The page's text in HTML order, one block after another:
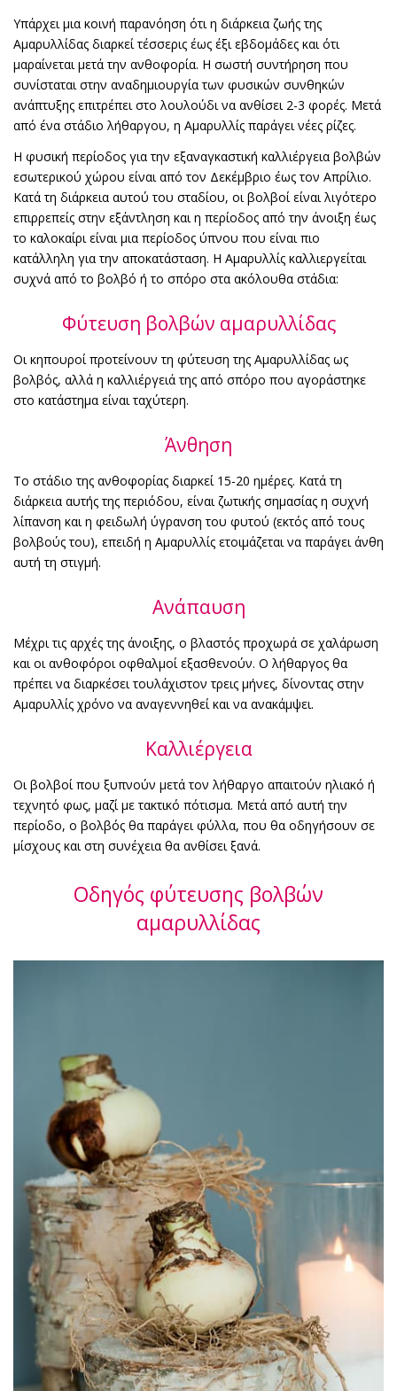
Υπάρχει μια κοινή παρανόηση ότι η διάρκεια ζωής της
Αμαρυλλίδας διαρκεί τέσσερις έως έξι εβδομάδες και ότι
μαραίνεται μετά την ανθοφορία. Η σωστή συντήρηση που
συνίσταται στην αναδημιουργία των φυσικών συνθηκών
ανάπτυξης επιτρέπει στο λουλούδι να ανθίσει 2-3 φορές. Μετά
από ένα στάδιο λήθαργου, η Αμαρυλλίς παράγει νέες ρίζες.
Η φυσική περίοδος για την εξαναγκαστική καλλιέργεια βολβών
εσωτερικού χώρου είναι από τον Δεκέμβριο έως τον Απρίλιο.
Κατά τη διάρκεια αυτού του σταδίου, οι βολβοί είναι λιγότερο
επιρρεπείς στην εξάντληση και η περίοδος από την άνοιξη έως
το καλοκαίρι είναι μια περίοδος ύπνου που είναι πιο
κατάλληλη για την αποκατάσταση. Η Αμαρυλλίς καλλιεργείται
συχνά από το βολβό ή το σπόρο στα ακόλουθα στάδια:
Φύτευση βολβών αμαρυλλίδας
Οι κηπουροί προτείνουν τη φύτευση της Αμαρυλλίδας ως
βολβός, αλλά η καλλιέργειά της από σπόρο που αγοράστηκε
στο κατάστημα είναι ταχύτερη.
Άνθηση
Το στάδιο της ανθοφορίας διαρκεί 15-20 ημέρες. Κατά τη
διάρκεια αυτής της περιόδου, είναι ζωτικής σημασίας η συχνή
λίπανση και η φειδωλή ύγρανση του φυτού (εκτός από τους
βολβούς του), επειδή η Αμαρυλλίς ετοιμάζεται να παράγει άνθη
αυτή τη στιγμή.
Ανάπαυση
Μέχρι τις αρχές της άνοιξης, ο βλαστός προχωρά σε χαλάρωση
και οι ανθοφόροι οφθαλμοί εξασθενούν. Ο λήθαργος θα
πρέπει να διαρκέσει τουλάχιστον τρεις μήνες, δίνοντας στην
Αμαρυλλίς χρόνο να αναγεννηθεί και να ανακάμψει.
Καλλιέργεια
Οι βολβοί που ξυπνούν μετά τον λήθαργο απαιτούν ηλιακό ή
τεχνητό φως, μαζί με τακτικό πότισμα. Μετά από αυτή την
περίοδο, ο βολβός θα παράγει φύλλα, που θα οδηγήσουν σε
μίσχους και στη συνέχεια θα ανθίσει ξανά.
Οδηγός φύτευσης βολβών
αμαρυλλίδας